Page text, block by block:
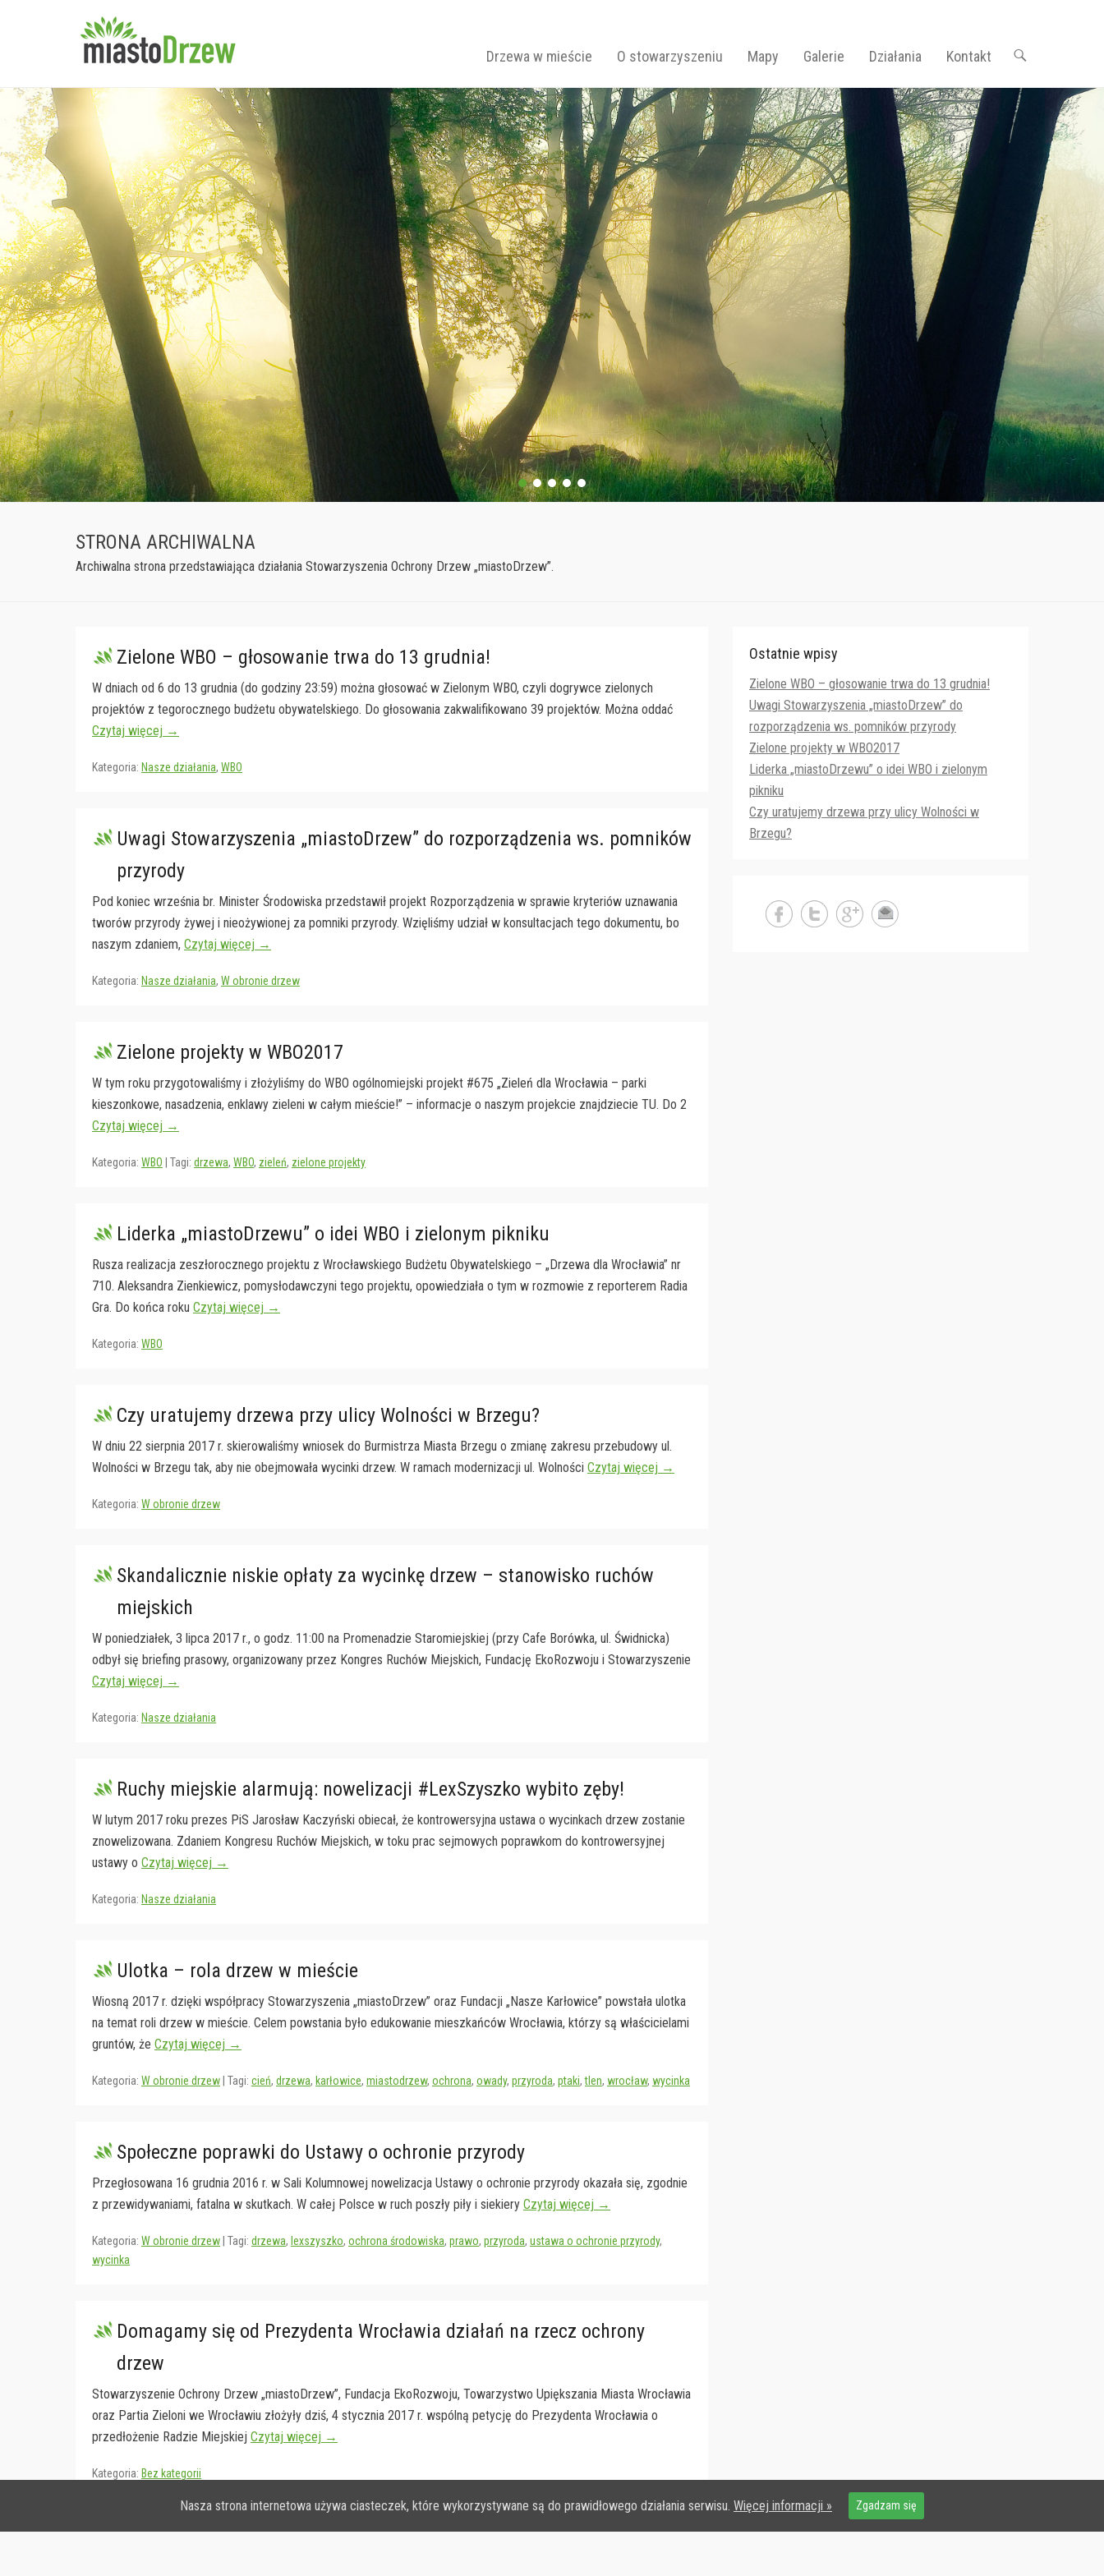
Primary Menu
Skip to content
Drzewa w mieście O stowarzyszeniu Mapy Galerie Działania Kontakt
1 2 3 4 5
STRONA ARCHIWALNA
Archiwalna strona przedstawiająca działania Stowarzyszenia Ochrony Drzew „miastoDrzew”.
Zielone WBO – głosowanie trwa do 13 grudnia!
W dniach od 6 do 13 grudnia (do godziny 23:59) można głosować w Zielonym WBO, czyli dogrywce zielonych
projektów z tegorocznego budżetu obywatelskiego. Do głosowania zakwalifikowano 39 projektów. Można oddać
Czytaj więcej →
Kategoria: Nasze działania, WBO
Uwagi Stowarzyszenia „miastoDrzew” do rozporządzenia ws. pomników
przyrody
Pod koniec września br. Minister Środowiska przedstawił projekt Rozporządzenia w sprawie kryteriów uznawania
tworów przyrody żywej i nieożywionej za pomniki przyrody. Wzięliśmy udział w konsultacjach tego dokumentu, bo
naszym zdaniem, Czytaj więcej →
Kategoria: Nasze działania, W obronie drzew
Zielone projekty w WBO2017
W tym roku przygotowaliśmy i złożyliśmy do WBO ogólnomiejski projekt #675 „Zieleń dla Wrocławia – parki
kieszonkowe, nasadzenia, enklawy zieleni w całym mieście!” – informacje o naszym projekcie znajdziecie TU. Do 2
Czytaj więcej →
Kategoria: WBO Tagi: drzewa, WBO, zieleń, zielone projekty
Liderka „miastoDrzewu” o idei WBO i zielonym pikniku
Rusza realizacja zeszłorocznego projektu z Wrocławskiego Budżetu Obywatelskiego – „Drzewa dla Wrocławia” nr
710. Aleksandra Zienkiewicz, pomysłodawczyni tego projektu, opowiedziała o tym w rozmowie z reporterem Radia
Gra. Do końca roku Czytaj więcej →
Kategoria: WBO
Czy uratujemy drzewa przy ulicy Wolności w Brzegu?
W dniu 22 sierpnia 2017 r. skierowaliśmy wniosek do Burmistrza Miasta Brzegu o zmianę zakresu przebudowy ul.
Wolności w Brzegu tak, aby nie obejmowała wycinki drzew. W ramach modernizacji ul. Wolności Czytaj więcej →
Kategoria: W obronie drzew
Skandalicznie niskie opłaty za wycinkę drzew – stanowisko ruchów
miejskich
W poniedziałek, 3 lipca 2017 r., o godz. 11:00 na Promenadzie Staromiejskiej (przy Cafe Borówka, ul. Świdnicka)
odbył się briefing prasowy, organizowany przez Kongres Ruchów Miejskich, Fundację EkoRozwoju i Stowarzyszenie
Czytaj więcej →
Kategoria: Nasze działania
Ruchy miejskie alarmują: nowelizacji #LexSzyszko wybito zęby!
W lutym 2017 roku prezes PiS Jarosław Kaczyński obiecał, że kontrowersyjna ustawa o wycinkach drzew zostanie
znowelizowana. Zdaniem Kongresu Ruchów Miejskich, w toku prac sejmowych poprawkom do kontrowersyjnej
ustawy o Czytaj więcej →
Kategoria: Nasze działania
Ulotka – rola drzew w mieście
Wiosną 2017 r. dzięki współpracy Stowarzyszenia „miastoDrzew” oraz Fundacji „Nasze Karłowice” powstała ulotka
na temat roli drzew w mieście. Celem powstania było edukowanie mieszkańców Wrocławia, którzy są właścicielami
gruntów, że Czytaj więcej →
Kategoria: W obronie drzew Tagi: cień, drzewa, karłowice, miastodrzew, ochrona, owady, przyroda, ptaki,tlen, wrocław, wycinka
Społeczne poprawki do Ustawy o ochronie przyrody
Przegłosowana 16 grudnia 2016 r. w Sali Kolumnowej nowelizacja Ustawy o ochronie przyrody okazała się, zgodnie
z przewidywaniami, fatalna w skutkach. W całej Polsce w ruch poszły piły i siekiery Czytaj więcej →
Kategoria: W obronie drzew Tagi: drzewa, lexszyszko, ochrona środowiska, prawo, przyroda, ustawa o ochronie przyrody,
wycinka
Domagamy się od Prezydenta Wrocławia działań na rzecz ochrony
drzew
Stowarzyszenie Ochrony Drzew „miastoDrzew”, Fundacja EkoRozwoju, Towarzystwo Upiększania Miasta Wrocławia
oraz Partia Zieloni we Wrocławiu złożyły dziś, 4 stycznia 2017 r. wspólną petycję do Prezydenta Wrocławia o
przedłożenie Radzie Miejskiej Czytaj więcej →
Kategoria: Bez kategorii
Ostatnie wpisy
Zielone WBO – głosowanie trwa do 13 grudnia!
Uwagi Stowarzyszenia „miastoDrzew” do
rozporządzenia ws. pomników przyrody
Zielone projekty w WBO2017
Liderka „miastoDrzewu” o idei WBO i zielonym
pikniku
Czy uratujemy drzewa przy ulicy Wolności w
Brzegu?
Nasza strona internetowa używa ciasteczek, które wykorzystywane są do prawidłowego działania serwisu. Więcej informacji » Zgadzam się